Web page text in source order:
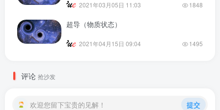
2021年03月05日 11:03 1848
超导（物质状态）
2021年04月15日 09:04 1495
评论 抢沙发
欢迎您留下宝贵的见解！ 提交